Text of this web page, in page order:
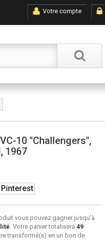
Votre compte
10 "Challengers",
1967
Pinterest
vous pouvez gagner jusqu'à
. Votre panier totalisera 49
transformé(s) en un bon de